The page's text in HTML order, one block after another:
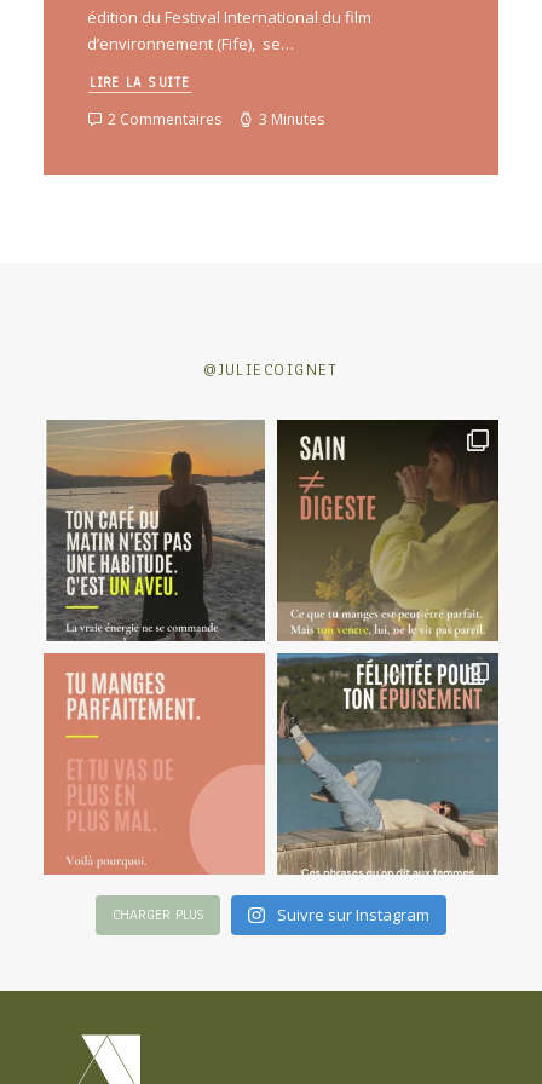
édition du Festival International du film
d’environnement (Fife), se…
LIRE LA SUITE
2 Commentaires 3 Minutes
@JULIECOIGNET
CHARGER PLUS Suivre sur Instagram